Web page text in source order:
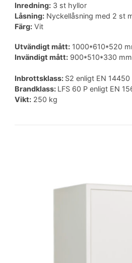
Inredning:3 st hyllor
Låsning:Nyckellåsning med 2 st
Färg:Vit
Utvändigt mått:1000*610*520
Invändigt mått:900*510*330 mm
Inbrottsklass: S2 enligt EN 14450
Brandklass: LFS 60 P enligt EN
Vikt:250 kg